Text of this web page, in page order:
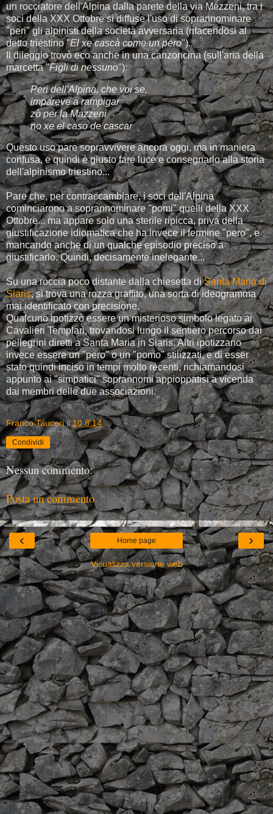
un rocciatore dell'Alpina dalla parete della via Mezzeni, tra i
soci della XXX Ottobre si diffuse l'uso di soprannominare
"peri" gli alpinisti della società avversaria (rifacendosi al
detto triestino "El xe cascà come un pero").
Il dileggio trovò eco anche in una canzoncina (sull'aria della
marcetta "Figli di nessuno"):
Peri dell'Alpina, che voi se,
impareve a rampigar
zò per la Mazzeni
no xe el caso de cascar
Questo uso pare sopravvivere ancora oggi, ma in maniera
confusa, e quindi è giusto fare luce e consegnarlo alla storia
dell'alpinismo triestino...
Pare che, per contraccambiare, i soci dell'Alpina
cominciarono a soprannominare "pomi" quelli della XXX
Ottobre... ma appare solo una sterile ripicca, priva della
giustificazione idiomatica che ha invece il termine "pero", e
mancando anche di un qualche episodio preciso a
giustificarlo. Quindi, decisamente inelegante...
Su una roccia poco distante dalla chiesetta diSanta Maria di
Siaris, si trova una rozza graffito, una sorta di ideogramma
mai identificato con precisione.
Qualcuno ipotizzò essere un misterioso simbolo legato ai
Cavalieri Templari, trovandosi lungo il sentiero percorso dai
pellegrini diretti a Santa Maria in Siaris. Altri ipotizzano
invece essere un "pero" o un "pomo" stilizzati, e di esser
stato quindi inciso in tempi molto recenti, richiamandosi
appunto ai "simpatici" soprannomi appioppatisi a vicenda
dai membri delle due associazioni.
Franco Tauceri il10.8.14
Condividi
Nessun commento:
Posta un commento
‹ ›
Home page
Visualizza versione web